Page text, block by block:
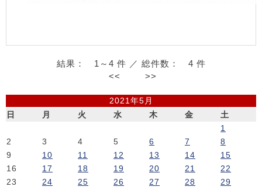
結果： 1～4 件 ／ 総件数： 4 件
<<
>>
2021年5月
日
月 火 水 木 金
土
1
2
3 4 5 6 7
8
9
10 11 12 13 14
15
16
17 18 19 20 21
22
23
24 25 26 27 28
29